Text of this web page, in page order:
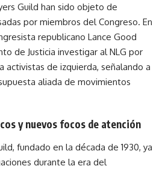
Guild han sido objeto de
por miembros del Congreso. En
republicano Lance Good
de Justicia investigar al NLG por
activistas de izquierda, señalando a
aliada de movimientos
y nuevos focos de atención
fundado en la década de 1930, ya
durante la era del